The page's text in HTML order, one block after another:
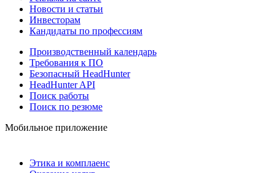
Новости и статьи
Инвесторам
Кандидаты по профессиям
Производственный календарь
Требования к ПО
Безопасный HeadHunter
HeadHunter API
Поиск работы
Поиск по резюме
Мобильное приложение
Этика и комплаенс